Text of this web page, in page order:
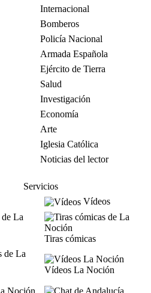
Internacional
Bomberos
Policía Nacional
Armada Española
Ejército de Tierra
Salud
Investigación
Economía
Arte
Iglesia Católica
Noticias del lector
Servicios
Vídeos
Tiras cómicas
Vídeos La Noción